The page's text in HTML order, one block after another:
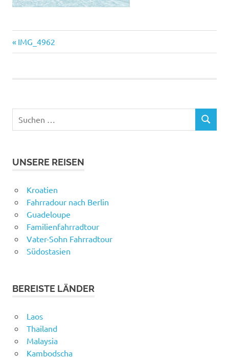
Beitragsnavigation
Vorheriger
Beitrag:
IMG_4962
nach:
SUCHEN
UNSERE REISEN
Kroatien
Fahrradour nach Berlin
Guadeloupe
Familienfahrradtour
Vater-Sohn Fahrradtour
Südostasien
BEREISTE LÄNDER
Laos
Thailand
Malaysia
Kambodscha